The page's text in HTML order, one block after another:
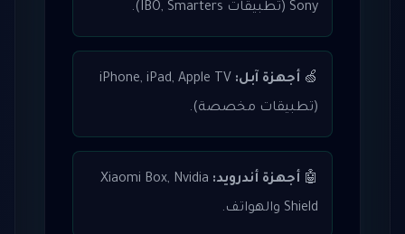
Sony (تطبيقات IBO, Smarters).
🍏 أجهزة آبل: iPhone, iPad, Apple TV
(تطبيقات مخصصة).
🤖 أجهزة أندرويد: Xiaomi Box, Nvidia
Shield والهواتف.